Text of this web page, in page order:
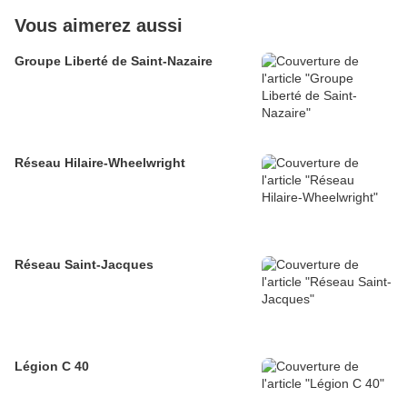
Vous aimerez aussi
Groupe Liberté de Saint-Nazaire
Réseau Hilaire-Wheelwright
Réseau Saint-Jacques
Légion C 40